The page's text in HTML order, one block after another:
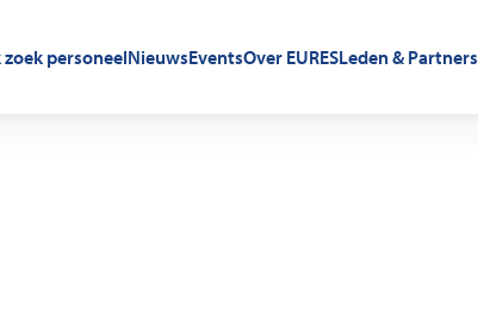
zoek personeelNieuwsEventsOver EURESLeden & Partners